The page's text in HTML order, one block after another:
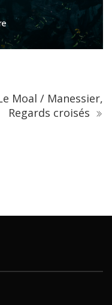
Moal / Manessier,
Regards croisés